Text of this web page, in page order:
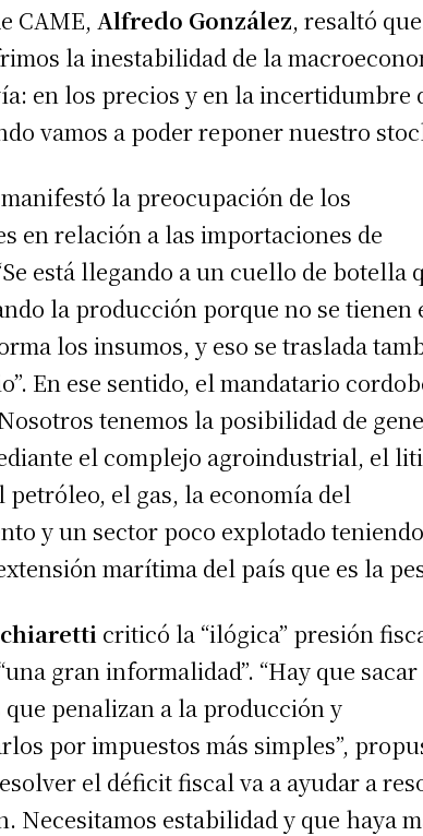
CAME,Alfredo González, resaltó
la inestabilidad de la
en los precios y en la incertidumbre
vamos a poder reponer nuestro
manifestó la preocupación de los
en relación a las importaciones de
está llegando a un cuello de botella
la producción porque no se tienen
los insumos, y eso se traslada
En ese sentido, el mandatario
tenemos la posibilidad de
el complejo agroindustrial, el
petróleo, el gas, la economía del
y un sector poco explotado
marítima del país que es la
criticó la “ilógica” presión
gran informalidad”. “Hay que
penalizan a la producción y
por impuestos más simples”,
el déficit fiscal va a ayudar a
Necesitamos estabilidad y que haya